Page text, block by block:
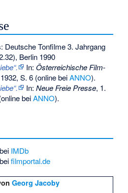
Deutsche Tonfilme 3. Jahrgang
Berlin 1990
In:Österreichische Film-
S. 6 (online beiANNO).
In:Neue Freie Presse, 1.
beiANNO).
bei IMDb
beifilmportal.de
Georg Jacoby